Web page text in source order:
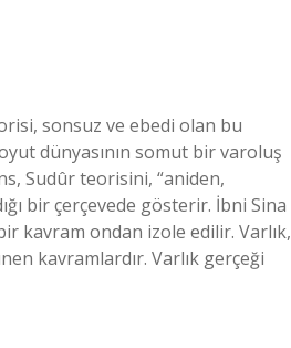
sonsuz ve ebedi olan bu
dünyasının somut bir varoluş
Sudûr teorisini, “aniden,
bir çerçevede gösterir. İbni Sina
kavram ondan izole edilir. Varlık,
kavramlardır. Varlık gerçeği